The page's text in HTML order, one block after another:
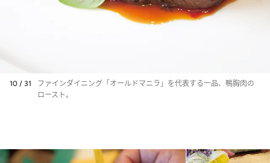
10 / 31
ファインダイニング「オールドマニラ」を代表する一品、鴨胸肉の
ロースト。